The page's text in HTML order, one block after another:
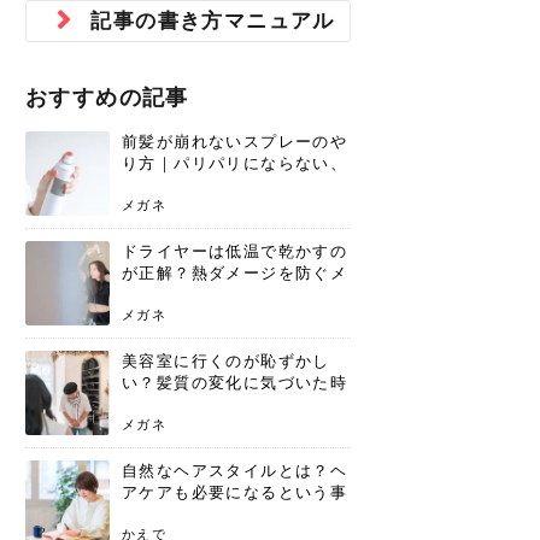
防ぎ方を紹介
花粉の季節になると、髪がパサつく、
ありま...
さくら
診断と...
美容室で素敵なヘアカラーに染めても
「なん...
かえで
と長...
パーマをかけたばかりなのに、もうカ
はいな...
メガネ
いため...
前髪は薄くしたほうが今風でおしゃれ
たいと...
かえで
おすすめの人
普段目に見えない頭皮ですが、何のケ
積して...
yukarin
原因と...
最近、髪のツヤがなくなったという方
は、スト...
さくら
ット...
韓国コスメを使うのは若い子だけだと
グラム...
さくら
を与え...
新しい環境に臨むとき、多くの人が意
メイク...
さな
を守る...
「初回限定〇〇円！」そんなお得な体
に弱い...
さな
賢...
40代になって、ふと自分のムダ毛のこ
毛を...
さな
い上...
仕事中も、ふとした瞬間に自分の指先
く「キ...
あおい
とは？毛穴・ニキビ跡への
ニキビ跡の凸凹をどうにかしたいと、
肌の質感でお悩みではないでしょう
か？肌に...
アーユルヴェーダに基づく
自己流のダイエットではなかなか落ち
ない、頑固な脂肪やセルライトを、本
気で体...
記事の書き方マニュアル
おすすめの記事
前髪が崩れないスプレーのや
り方｜パリパリにならない、
メガネ
ドライヤーは低温で乾かすの
が正解？熱ダメージを防ぐメ
メガネ
美容室に行くのが恥ずかし
い？髪質の変化に気づいた時
メガネ
自然なヘアスタイルとは？ヘ
アケアも必要になるという事
かえで